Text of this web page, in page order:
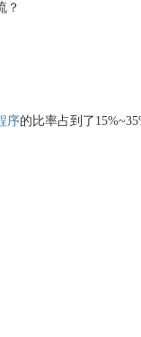
？
序的比率占到了